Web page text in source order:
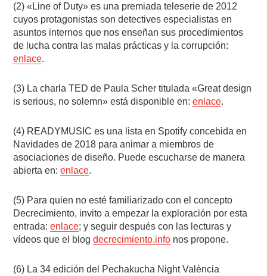
(2) «Line of Duty» es una premiada teleserie de 2012
cuyos protagonistas son detectives especialistas en
asuntos internos que nos enseñan sus procedimientos
de lucha contra las malas prácticas y la corrupción:
enlace.
(3) La charla TED de Paula Scher titulada «Great design
is serious, no solemn» está disponible en:enlace.
(4) READYMUSIC es una lista en Spotify concebida en
Navidades de 2018 para animar a miembros de
asociaciones de diseño. Puede escucharse de manera
abierta en:enlace.
(5) Para quien no esté familiarizado con el concepto
Decrecimiento, invito a empezar la exploración por esta
entrada:enlace; y seguir después con las lecturas y
vídeos que el blogdecrecimiento.info nos propone.
(6) La 34 edición del Pechakucha Night València